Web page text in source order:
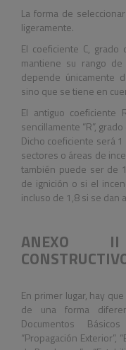
La forma de
ligeramente.
El coeficiente C,
mantiene su rango
depende únicamente
sino que se tiene en
El antiguo coeficiente
sencillamente “R”,
Dicho coeficiente será
sectores o áreas de
también puede ser de
de ignición o si el
incluso de 1,8 si se dan
ANEXO
En primer lugar, hay
de una forma
Documentos
“Propagación Exterior”,